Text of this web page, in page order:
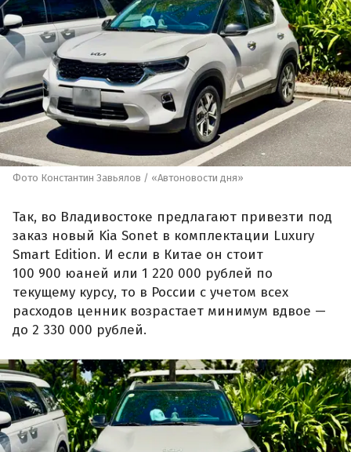
Фото Константин Завьялов / «Автоновости дня»
Так, во Владивостоке предлагают привезти под
заказ новый Kia Sonet в комплектации Luxury
Smart Edition. И если в Китае он стоит
100 900 юаней или 1 220 000 рублей по
текущему курсу, то в России с учетом всех
расходов ценник возрастает минимум вдвое —
до 2 330 000 рублей.